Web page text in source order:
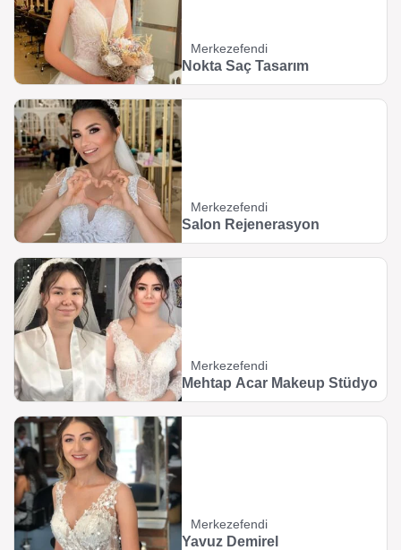
Merkezefendi
Nokta Saç Tasarım
Merkezefendi
Salon Rejenerasyon
Merkezefendi
Mehtap Acar Makeup Stüdyo
Merkezefendi
Yavuz Demirel